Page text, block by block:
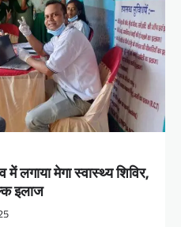
लगाया मेगा स्वास्थ्य शिविर,
इलाज